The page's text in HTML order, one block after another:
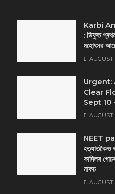
Karbi
: ডিফুত
মহোৎসৱ
AUGUST
Urgent:
Clear
Sept 10
AUGUST
NEET
হত্যাতকৈও
ফাদিলৰ
নাকচ
AUGUST